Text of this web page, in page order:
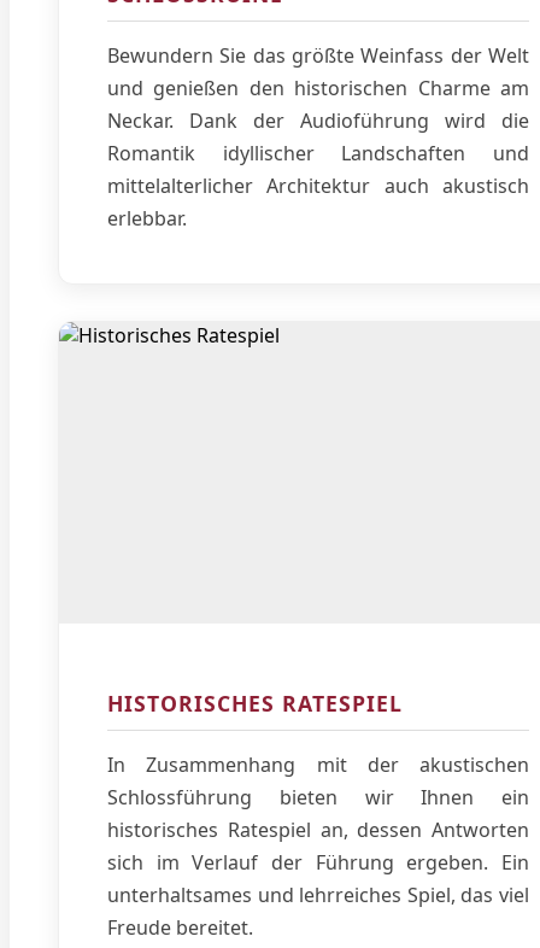
Bewundern Sie das größte Weinfass der Welt
und genießen den historischen Charme am
Neckar. Dank der Audioführung wird die
Romantik idyllischer Landschaften und
mittelalterlicher Architektur auch akustisch
erlebbar.
HISTORISCHES RATESPIEL
In Zusammenhang mit der akustischen
Schlossführung bieten wir Ihnen ein
historisches Ratespiel an, dessen Antworten
sich im Verlauf der Führung ergeben. Ein
unterhaltsames und lehrreiches Spiel, das viel
Freude bereitet.